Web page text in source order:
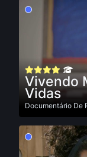
Vivendo
Vidas
Documentário De